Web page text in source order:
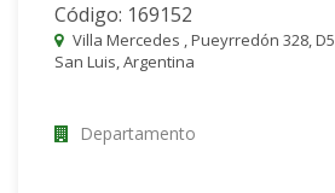
Código: 169152
Villa Mercedes , Pueyrredón 328,
San Luis, Argentina
Departamento